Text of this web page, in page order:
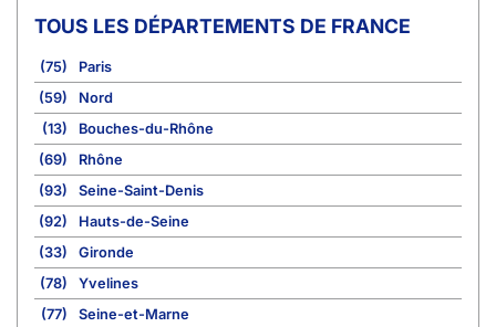
TOUS LES DÉPARTEMENTS DE FRANCE
(75)
Paris
(59)
Nord
(13)
Bouches-du-Rhône
(69)
Rhône
(93)
Seine-Saint-Denis
(92)
Hauts-de-Seine
(33)
Gironde
(78)
Yvelines
(77)
Seine-et-Marne